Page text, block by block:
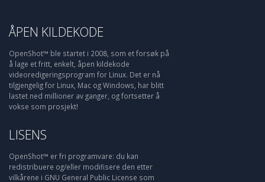
ÅPEN KILDEKODE
OpenShot™ ble startet i 2008, som et forsøk på
å lage et fritt, enkelt, åpen kildekode
videoredigeringsprogram for Linux. Det er nå
tilgjengelig for Linux, Mac og Windows, har blitt
lastet ned millioner av ganger, og fortsetter å
vokse som prosjekt!
LISENS
OpenShot™ er fri programvare: du kan
redistribuere og/eller modifisere den etter
vilkårene i GNU General Public License som